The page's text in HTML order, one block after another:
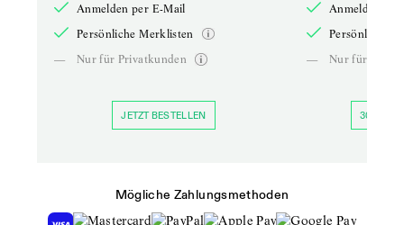
Anmelden per E-Mail
Persönliche Merklisten
—
Nur für Privatkunden
JETZT BESTELLEN
Anmelden
Persönliche
—
Nur für
30 TAGE
Mögliche Zahlungsmethoden